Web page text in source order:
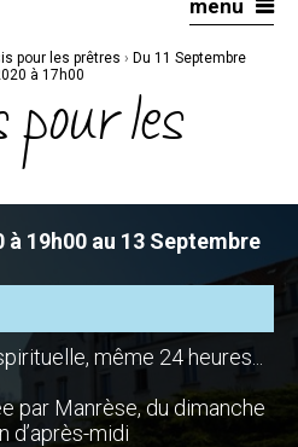
menu
pour les prêtres › Du 11 Septembre
à 17h00
pour les
à 19h00 au 13 Septembre
même 24 heures...
par Manrèse, du dimanche
d’après-midi